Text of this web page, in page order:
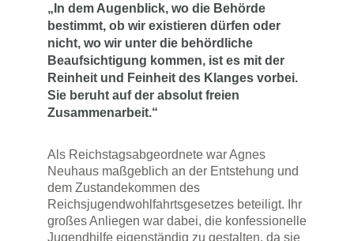
„In dem Augenblick, wo die Behörde
bestimmt, ob wir existieren dürfen oder
nicht, wo wir unter die behördliche
Beaufsichtigung kommen, ist es mit der
Reinheit und Feinheit des Klanges vorbei.
Sie beruht auf der absolut freien
Zusammenarbeit.“
Als Reichstagsabgeordnete war Agnes
Neuhaus maßgeblich an der Entstehung und
dem Zustandekommen des
Reichsjugendwohlfahrtsgesetzes beteiligt. Ihr
großes Anliegen war dabei, die konfessionelle
Jugendhilfe eigenständig zu gestalten, da sie